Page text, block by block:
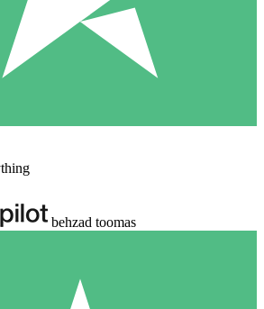
behzad toomas